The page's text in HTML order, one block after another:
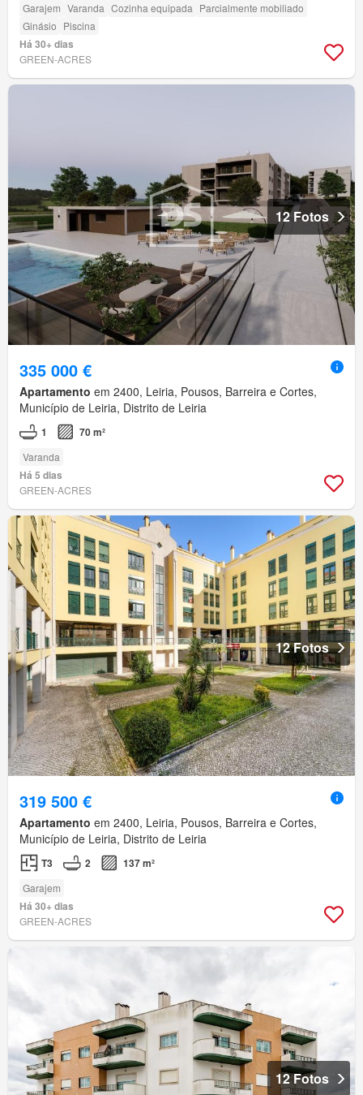
Garajem Varanda Cozinha equipada Parcialmente mobiliado
Ginásio Piscina
Há 30+ dias
GREEN-ACRES
12 Fotos
335 000 €
Apartamento em 2400, Leiria, Pousos, Barreira e Cortes,
Município de Leiria, Distrito de Leiria
1 70 m²
Varanda
Há 5 dias
GREEN-ACRES
12 Fotos
319 500 €
Apartamento em 2400, Leiria, Pousos, Barreira e Cortes,
Município de Leiria, Distrito de Leiria
T3 2 137 m²
Garajem
Há 30+ dias
GREEN-ACRES
12 Fotos